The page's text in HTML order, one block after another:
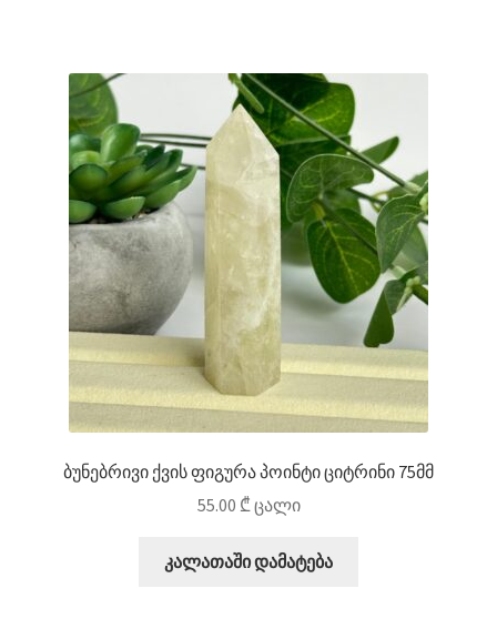
ბუნებრივი ქვის ფიგურა პოინტი ციტრინი 75მმ
55.00 ₾ცალი
კალათაში დამატება